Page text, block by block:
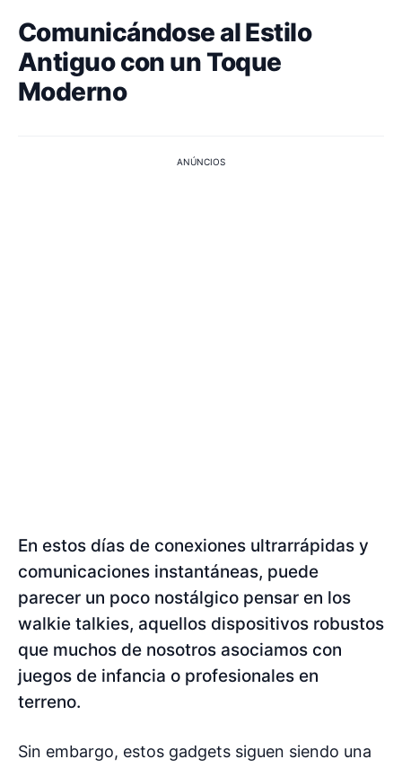
Comunicándose al Estilo
Antiguo con un Toque
Moderno
ANÚNCIOS
En estos días de conexiones ultrarrápidas y
comunicaciones instantáneas, puede
parecer un poco nostálgico pensar en los
walkie talkies, aquellos dispositivos robustos
que muchos de nosotros asociamos con
juegos de infancia o profesionales en
terreno.
Sin embargo, estos gadgets siguen siendo una